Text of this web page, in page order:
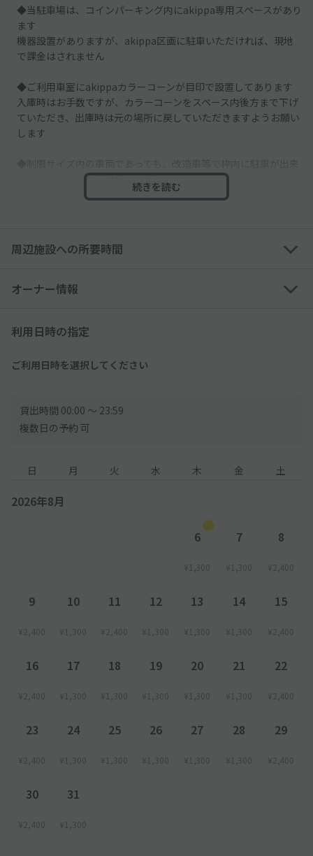
◆当駐車場は、コインパーキング内にakippa専用スペースがあり
ます
機器設置がありますが、akippa区画に駐車いただければ、現地
で課金はされません
◆ご利用車室にakippaカラーコーンが目印で設置してあります
入庫時はお手数ですが、カラーコーンをスペース内後方まで下げ
ていただき、出庫時は元の場所に戻していただきますようお願い
します
ない車両の場合はご駐車をお断りしております
予めご注意下さい
平日(8:00~24:00)：300円(税込)/30分
土日祝(8:00~24:00)：400円(税込)/30分
◆駐車制限のある駐車場です。事前に駐車場制限サイズの【高
掲載情報の地図や掲載写真を必ずご確認ください
ースに駐車してください
◆車下のサイズは「マフラー含まず１５ｃｍ以上」となっており
動」にご配慮ください
◇予約された方ご本人・記入した車種・ナンバーでお越しくださ
続きを読む
周辺施設への所要時間
オーナー情報
利用日時の指定
ご利用日時を選択してください
貸出時間 00:00 〜 23:59
複数日の予約 可
日 月 火 水 木 金 土
2026年8月
6
¥1,300
7
¥1,300
8
¥2,400
9
¥2,400
10
¥1,300
11
¥2,400
12
¥1,300
13
¥1,300
14
¥1,300
15
¥2,400
16
¥2,400
17
¥1,300
18
¥1,300
19
¥1,300
20
¥1,300
21
¥1,300
22
¥2,400
23
¥2,400
24
¥1,300
25
¥1,300
26
¥1,300
27
¥1,300
28
¥1,300
29
¥2,400
30
¥2,400
31
¥1,300